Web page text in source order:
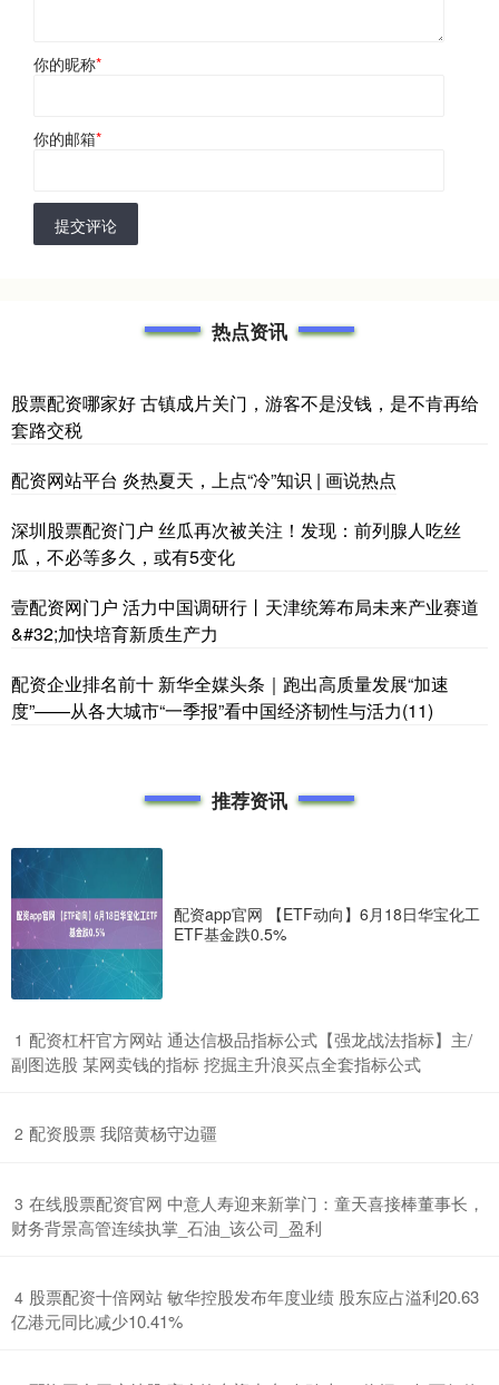
你的昵称*
你的邮箱*
提交评论
热点资讯
股票配资哪家好 古镇成片关门，游客不是没钱，是不肯再给
套路交税
配资网站平台 炎热夏天，上点“冷”知识 | 画说热点
深圳股票配资门户 丝瓜再次被关注！发现：前列腺人吃丝
瓜，不必等多久，或有5变化
壹配资网门户 活力中国调研行丨天津统筹布局未来产业赛道
&#32;加快培育新质生产力
配资企业排名前十 新华全媒头条｜跑出高质量发展“加速
度”——从各大城市“一季报”看中国经济韧性与活力(11)
推荐资讯
配资app官网 【ETF动向】6月18日华宝化工
ETF基金跌0.5%
1 ​配资杠杆官方网站 通达信极品指标公式【强龙战法指标】主/
副图选股 某网卖钱的指标 挖掘主升浪买点全套指标公式
2 ​配资股票 我陪黄杨守边疆
3 ​在线股票配资官网 中意人寿迎来新掌门：童天喜接棒董事长，
财务背景高管连续执掌_石油_该公司_盈利
4 ​股票配资十倍网站 敏华控股发布年度业绩 股东应占溢利20.63
亿港元同比减少10.41%